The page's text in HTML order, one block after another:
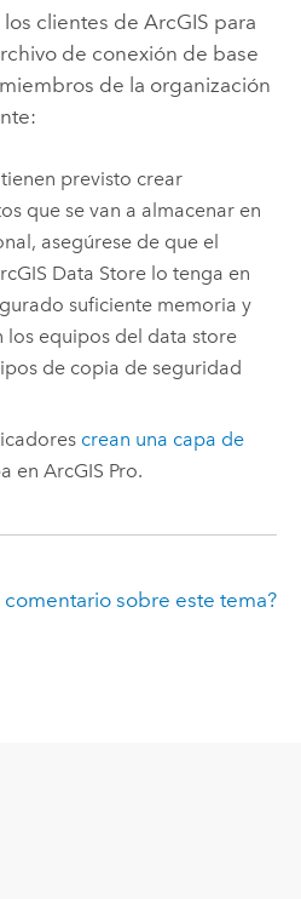
clientes de ArcGIS para
de conexión de base
de la organización
previsto crear
que se van a almacenar en
asegúrese de que el
Data Store lo tenga en
suficiente memoria y
los equipos del data store
de copia de seguridad
crean una capa de
enArcGIS Pro.
comentario sobre este tema?